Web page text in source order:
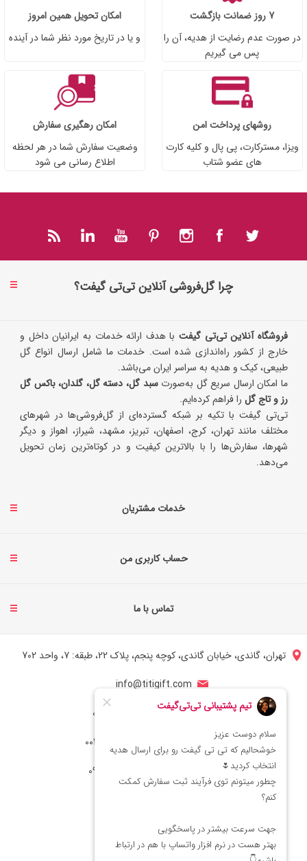
7 روز ضمانت بازگشت
در صورت عدم رضایت از هدیه، آن را
پس می گیریم
امکان تحویل همین امروز
و یا در تاریخ مورد نظر شما در آینده
روشهای پرداخت امن
ویزا، مسترکارت، پی پال و کلیه کارت
های عضو شتاب
امکان رهگیری سفارش
وضعیت سفارش شما در هر لحظه
اطلاع رسانی می شود
چرا گل‌فروشی آنلاین تی‌تی گیفت؟
فروشگاه آنلاین تی‌تی گیفتبا هدف ارائه خدمات به ایرانیان داخل و
خارج از کشور راه‌اندازی شده است. خدمات ما شامل ارسال انواع گل
طبیعی، کیک و هدیه به سراسر ایران می‌باشد.
ما امکان ارسال سریع گل به‌صورتسبد گل، دسته گل، گلدان، باکس گل
رز و تاج گل را فراهم کرده‌ایم.
تی‌تی گیفت با تکیه بر شبکه گسترده‌ای از گل‌فروشی‌ها در شهرهای
مختلف مانند تهران، کرج، اصفهان، تبریز، مشهد، شیراز، اهواز و دیگر
شهرها، سفارش‌ها را با بالاترین کیفیت و در کوتاه‌ترین زمان تحویل
می‌دهد.
خدمات مشتریان
حساب کاربری من
تماس با ما
تهران، گاندی، خیابان گاندی، کوچه پنجم، پلاک 22، طبقه: 7، واحد 702
info@titigift.com
شماره تماس ایران: 02166066403
شماره تماس آمریکا: 0014088054942